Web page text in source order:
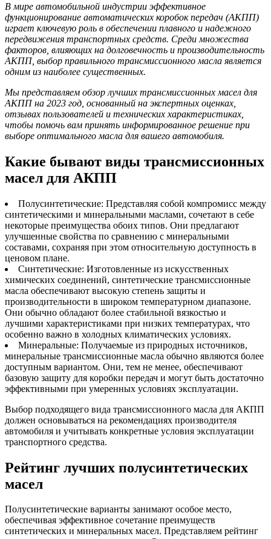
В мире автомобильной индустрии эффективное
функционирование автоматических коробок передач (АКПП)
играет ключевую роль в обеспечении плавного и надежного
передвижения транспортных средств. Среди множества
факторов, влияющих на долговечность и производительность
АКПП, выбор правильного трансмиссионного масла является
одним из наиболее существенных.
Мы представляем обзор лучших трансмиссионных масел для
АКПП на 2023 год, основанный на экспертных оценках,
отзывах пользователей и технических характеристиках,
чтобы помочь вам принять информированное решение при
выборе оптимального масла для вашего автомобиля.
Какие бывают виды трансмиссионных
масел для АКПП
Полусинтетические: Представляя собой компромисс между
синтетическими и минеральными маслами, сочетают в себе
некоторые преимущества обоих типов. Они предлагают
улучшенные свойства по сравнению с минеральными
составами, сохраняя при этом относительную доступность в
ценовом плане.
Синтетические: Изготовленные из искусственных
химических соединений, синтетические трансмиссионные
масла обеспечивают высокую степень защиты и
производительности в широком температурном диапазоне.
Они обычно обладают более стабильной вязкостью и
лучшими характеристиками при низких температурах, что
особенно важно в холодных климатических условиях.
Минеральные: Получаемые из природных источников,
минеральные трансмиссионные масла обычно являются более
доступным вариантом. Они, тем не менее, обеспечивают
базовую защиту для коробки передач и могут быть достаточно
эффективными при умеренных условиях эксплуатации.
Выбор подходящего вида трансмиссионного масла для АКПП
должен основываться на рекомендациях производителя
автомобиля и учитывать конкретные условия эксплуатации
транспортного средства.
Рейтинг лучших полусинтетических
масел
Полусинтетические варианты занимают особое место,
обеспечивая эффективное сочетание преимуществ
синтетических и минеральных масел. Представляем рейтинг